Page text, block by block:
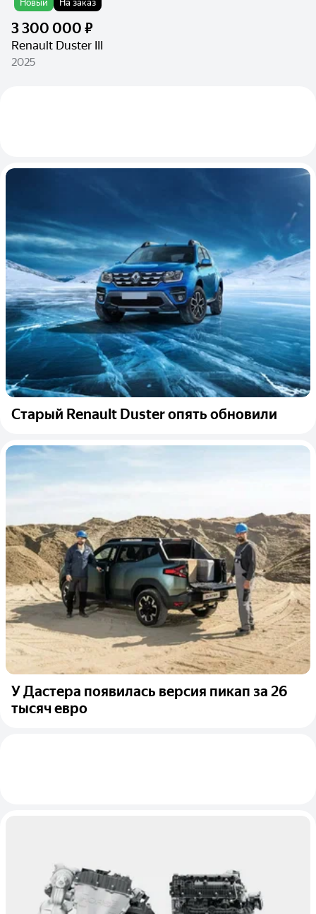
Новый На заказ
3 300 000 ₽
Renault Duster III
2025
Старый Renault Duster опять обновили
У Дастера появилась версия пикап за 26
тысяч евро